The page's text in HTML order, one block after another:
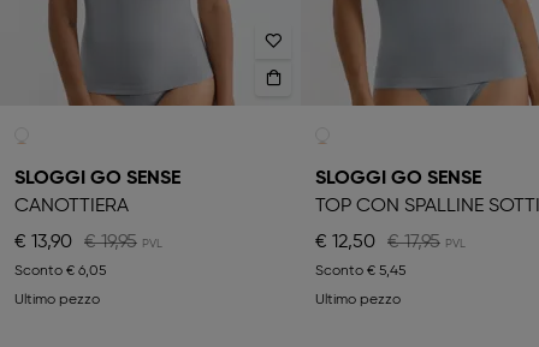
SLOGGI GO SENSE
CANOTTIERA
€ 13,90
€ 19,95
Sconto € 6,05
Ultimo pezzo
SLOGGI GO SENSE
TOP CON SPALLINE
€ 12,50
€ 17,95
Sconto € 5,45
Ultimo pezzo